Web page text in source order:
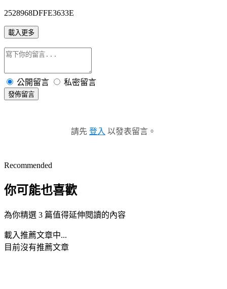
2528968DFFE3633E
載入更多
公開留言 私密留言
發佈留言
請先 登入 以發表留言。
Recommended
你可能也喜歡
為你精選 3 篇值得延伸閱讀的內容
載入推薦文章中...
目前沒有推薦文章